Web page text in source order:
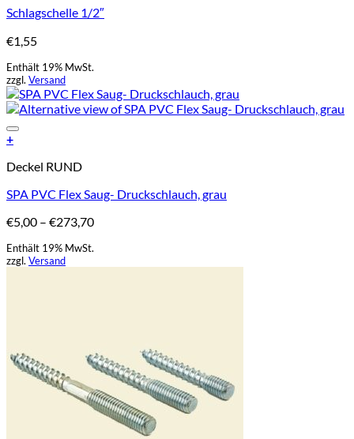
Schlagschelle 1/2″
€1,55
Enthält 19% MwSt.
zzgl. Versand
+
Produkt
mehrere
auf.
Die
Optionen
Deckel RUND
SPA PVC Flex Saug- Druckschlauch, grau
€5,00 – €273,70Preisspanne:
€273,70
Enthält 19% MwSt.
zzgl. Versand